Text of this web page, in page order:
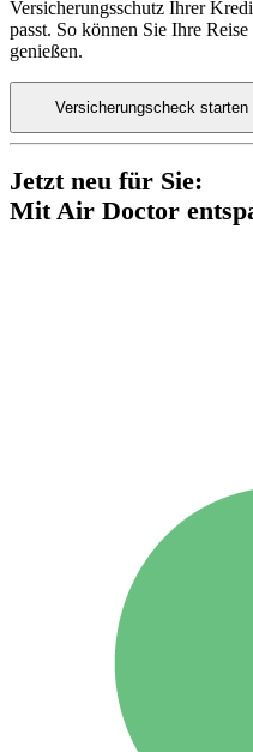
Versicherungsschutz Ihrer
passt. So können Sie Ihre
genießen.
Versicherungscheck starten
Jetzt neu für Sie:
Mit Air Doctor